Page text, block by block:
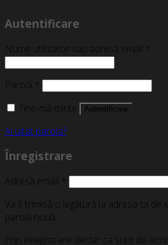
Autentificare
Nume utilizator sau adresă email *
Parolă *
Ține-mă minte
Autentificare
Ai uitat parola?
Înregistrare
Adresă email *
Va fi trimisă o legătură la adresa ta de
parolă nouă.
Prin inregistrare declar ca sunt de